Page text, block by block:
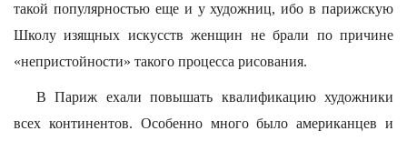
такой популярностью еще и у художниц, ибо в парижскую
Школу изящных искусств женщин не брали по причине
«непристойности» такого процесса рисования.
В Париж ехали повышать квалификацию художники
всех континентов. Особенно много было американцев и